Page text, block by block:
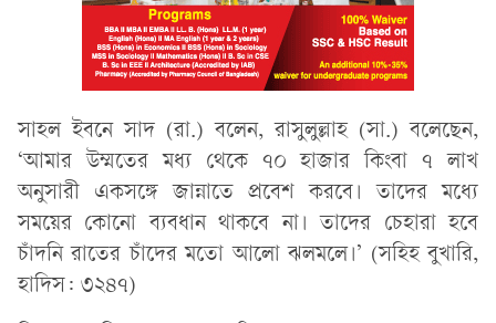
সাহল ইবনে সাদ (রা.) বলেন, রাসুলুল্লাহ (সা.) বলেছেন,
‘আমার উম্মতের মধ্য থেকে ৭০ হাজার কিংবা ৭ লাখ
অনুসারী একসঙ্গে জান্নাতে প্রবেশ করবে। তাদের মধ্যে
সময়ের কোনো ব্যবধান থাকবে না। তাদের চেহারা হবে
চাঁদনি রাতের চাঁদের মতো আলো ঝলমলে।’ (সহিহ বুখারি,
হাদিস: ৩২৪৭)